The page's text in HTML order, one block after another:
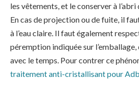
les vêtements, et le conserver à l’abri
En cas de projection ou de fuite, il
à l’eau claire. Il faut également
péremption indiquée sur
avec le temps. Pour contrer ce
traitement anti-cristallisant pour